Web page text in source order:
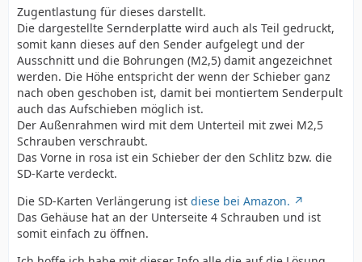
Zugentlastung für dieses darstellt.
Die dargestellte Sernderplatte wird auch als Teil gedruckt,
somit kann dieses auf den Sender aufgelegt und der
Ausschnitt und die Bohrungen (M2,5) damit angezeichnet
werden. Die Höhe entspricht der wenn der Schieber ganz
nach oben geschoben ist, damit bei montiertem Senderpult
auch das Aufschieben möglich ist.
Der Außenrahmen wird mit dem Unterteil mit zwei M2,5
Schrauben verschraubt.
Das Vorne in rosa ist ein Schieber der den Schlitz bzw. die
SD-Karte verdeckt.
Die SD-Karten Verlängerung ist diese bei Amazon.
Das Gehäuse hat an der Unterseite 4 Schrauben und ist
somit einfach zu öffnen.